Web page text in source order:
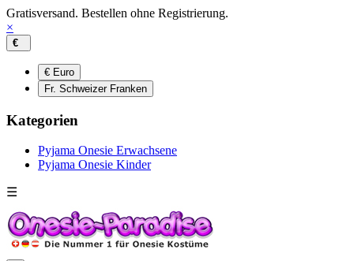
Gratisversand. Bestellen ohne Registrierung.
×
€
€ Euro
Fr. Schweizer Franken
Kategorien
Pyjama Onesie Erwachsene
Pyjama Onesie Kinder
☰